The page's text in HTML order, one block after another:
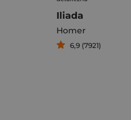
Iliada
Homer
6,9 (7921)